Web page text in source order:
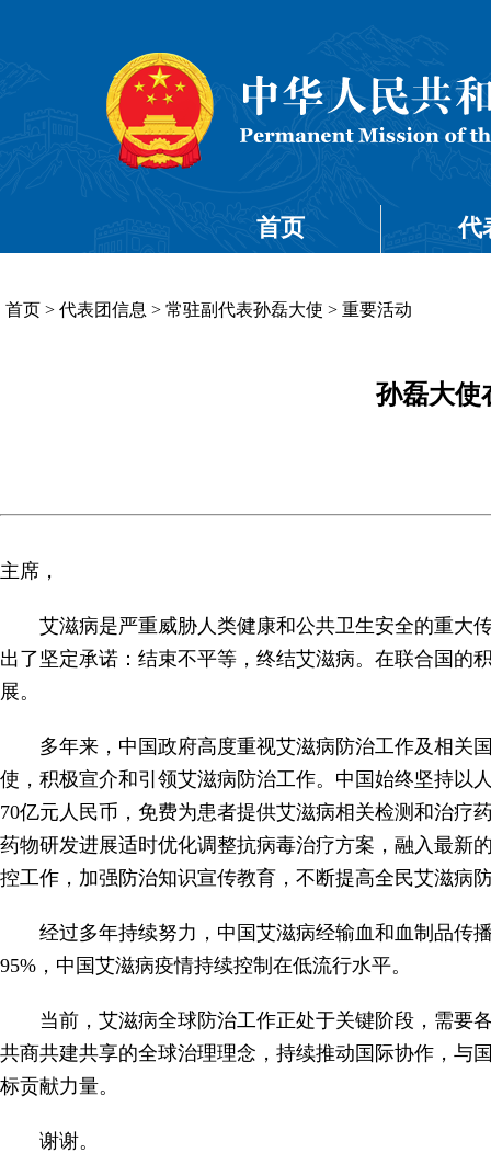
首页 代
首页 > 代表团信息 > 常驻副代表孙磊大使 > 重要活动
孙磊大使
主席，
艾滋病是严重威胁人类健康和公共卫生安全的重大
出了坚定承诺：结束不平等，终结艾滋病。在联合国的
展。
多年来，中国政府高度重视艾滋病防治工作及相关
使，积极宣介和引领艾滋病防治工作。中国始终坚持以
70亿元人民币，免费为患者提供艾滋病相关检测和治疗
药物研发进展适时优化调整抗病毒治疗方案，融入最新
控工作，加强防治知识宣传教育，不断提高全民艾滋病
经过多年持续努力，中国艾滋病经输血和血制品传
95%，中国艾滋病疫情持续控制在低流行水平。
当前，艾滋病全球防治工作正处于关键阶段，需要
共商共建共享的全球治理理念，持续推动国际协作，与
标贡献力量。
谢谢。